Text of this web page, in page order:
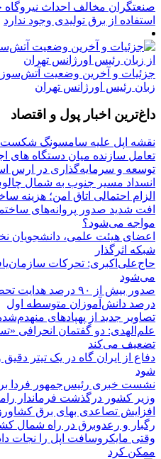
صنعتگران مخالف احداث نیروگاه
استفاده از برق تولیدی وجود ندارد
جزئیات و آخرین وضعیت
زبان رئیس اورژانس تهران
داغ‌ترین اخبار پول و اقتصاد
نقشه اپل علیه سامسونگ شکست
تعامل سازنده میان دستگاه‌ های
توسعه و سرمایه‌گذاری در ارس
انسداد مسیر جنوب به شمال
الزام احتمالی اتاق امن؛
افت شدید صدور پروانه‌های
مواجه می‌شود؟
اعضای هیئت علمی، دانشجویان
شبکه‌ اثرگذار
حاج‌علی‌اکبری: تحرکات
می‌شود
درصد دانش‌آموزان متوسطه اول
تصاویر جدید از پهپادهای
علم‌الهدی: دو گفتمان انحرافی
تضعیف می‌کند
دفاع از ایران گاه در یک تیتر
شود
نشست خبری رئیس‌جمهور فردا
وزیر کشور درگذشت فرماندار
افزایش تصاعدی بهای برق
رگبار و رعدوبرق در راه شمال
وقتی مایکروسافت اپل را نجات
ممکن کرد